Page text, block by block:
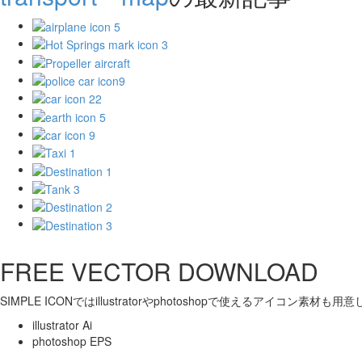
FREE VECTOR DOWNLOAD
SIMPLE ICONではillustratorやphotoshopで使えるアイコン素材も用意
illustrator Ai
photoshop EPS